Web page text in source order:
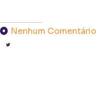
Nenhum Comentário